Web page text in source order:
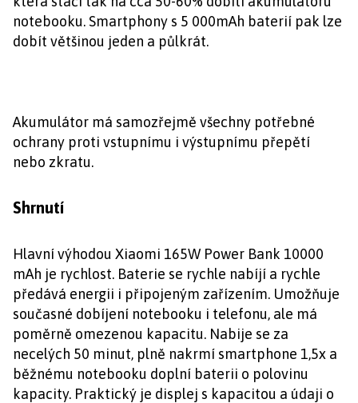
notebooku. Smartphony s 5 000mAh baterií pak lze
dobít většinou jeden a půlkrát.
Akumulátor má samozřejmě všechny potřebné
ochrany proti vstupnímu i výstupnímu přepětí
nebo zkratu.
Shrnutí
Hlavní výhodou Xiaomi 165W Power Bank 10000
mAh je rychlost. Baterie se rychle nabíjí a rychle
předává energii i připojeným zařízením. Umožňuje
současné dobíjení notebooku i telefonu, ale má
poměrně omezenou kapacitu. Nabije se za
necelých 50 minut, plně nakrmí smartphone 1,5x a
běžnému notebooku doplní baterii o polovinu
kapacity. Praktický je displej s kapacitou a údaji o